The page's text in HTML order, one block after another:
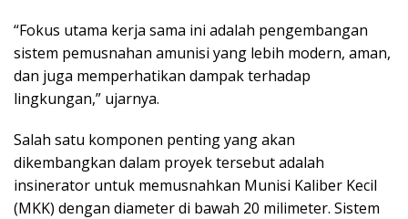
“Fokus utama kerja sama ini adalah pengembangan
sistem pemusnahan amunisi yang lebih modern, aman,
dan juga memperhatikan dampak terhadap
lingkungan,” ujarnya.
Salah satu komponen penting yang akan
dikembangkan dalam proyek tersebut adalah
insinerator untuk memusnahkan Munisi Kaliber Kecil
(MKK) dengan diameter di bawah 20 milimeter. Sistem